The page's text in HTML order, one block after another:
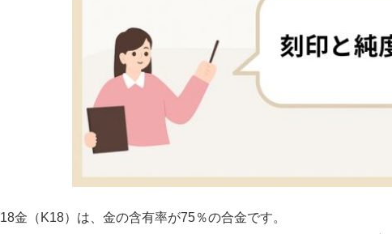
18金（K18）は、金の含有率が75％の合金です。